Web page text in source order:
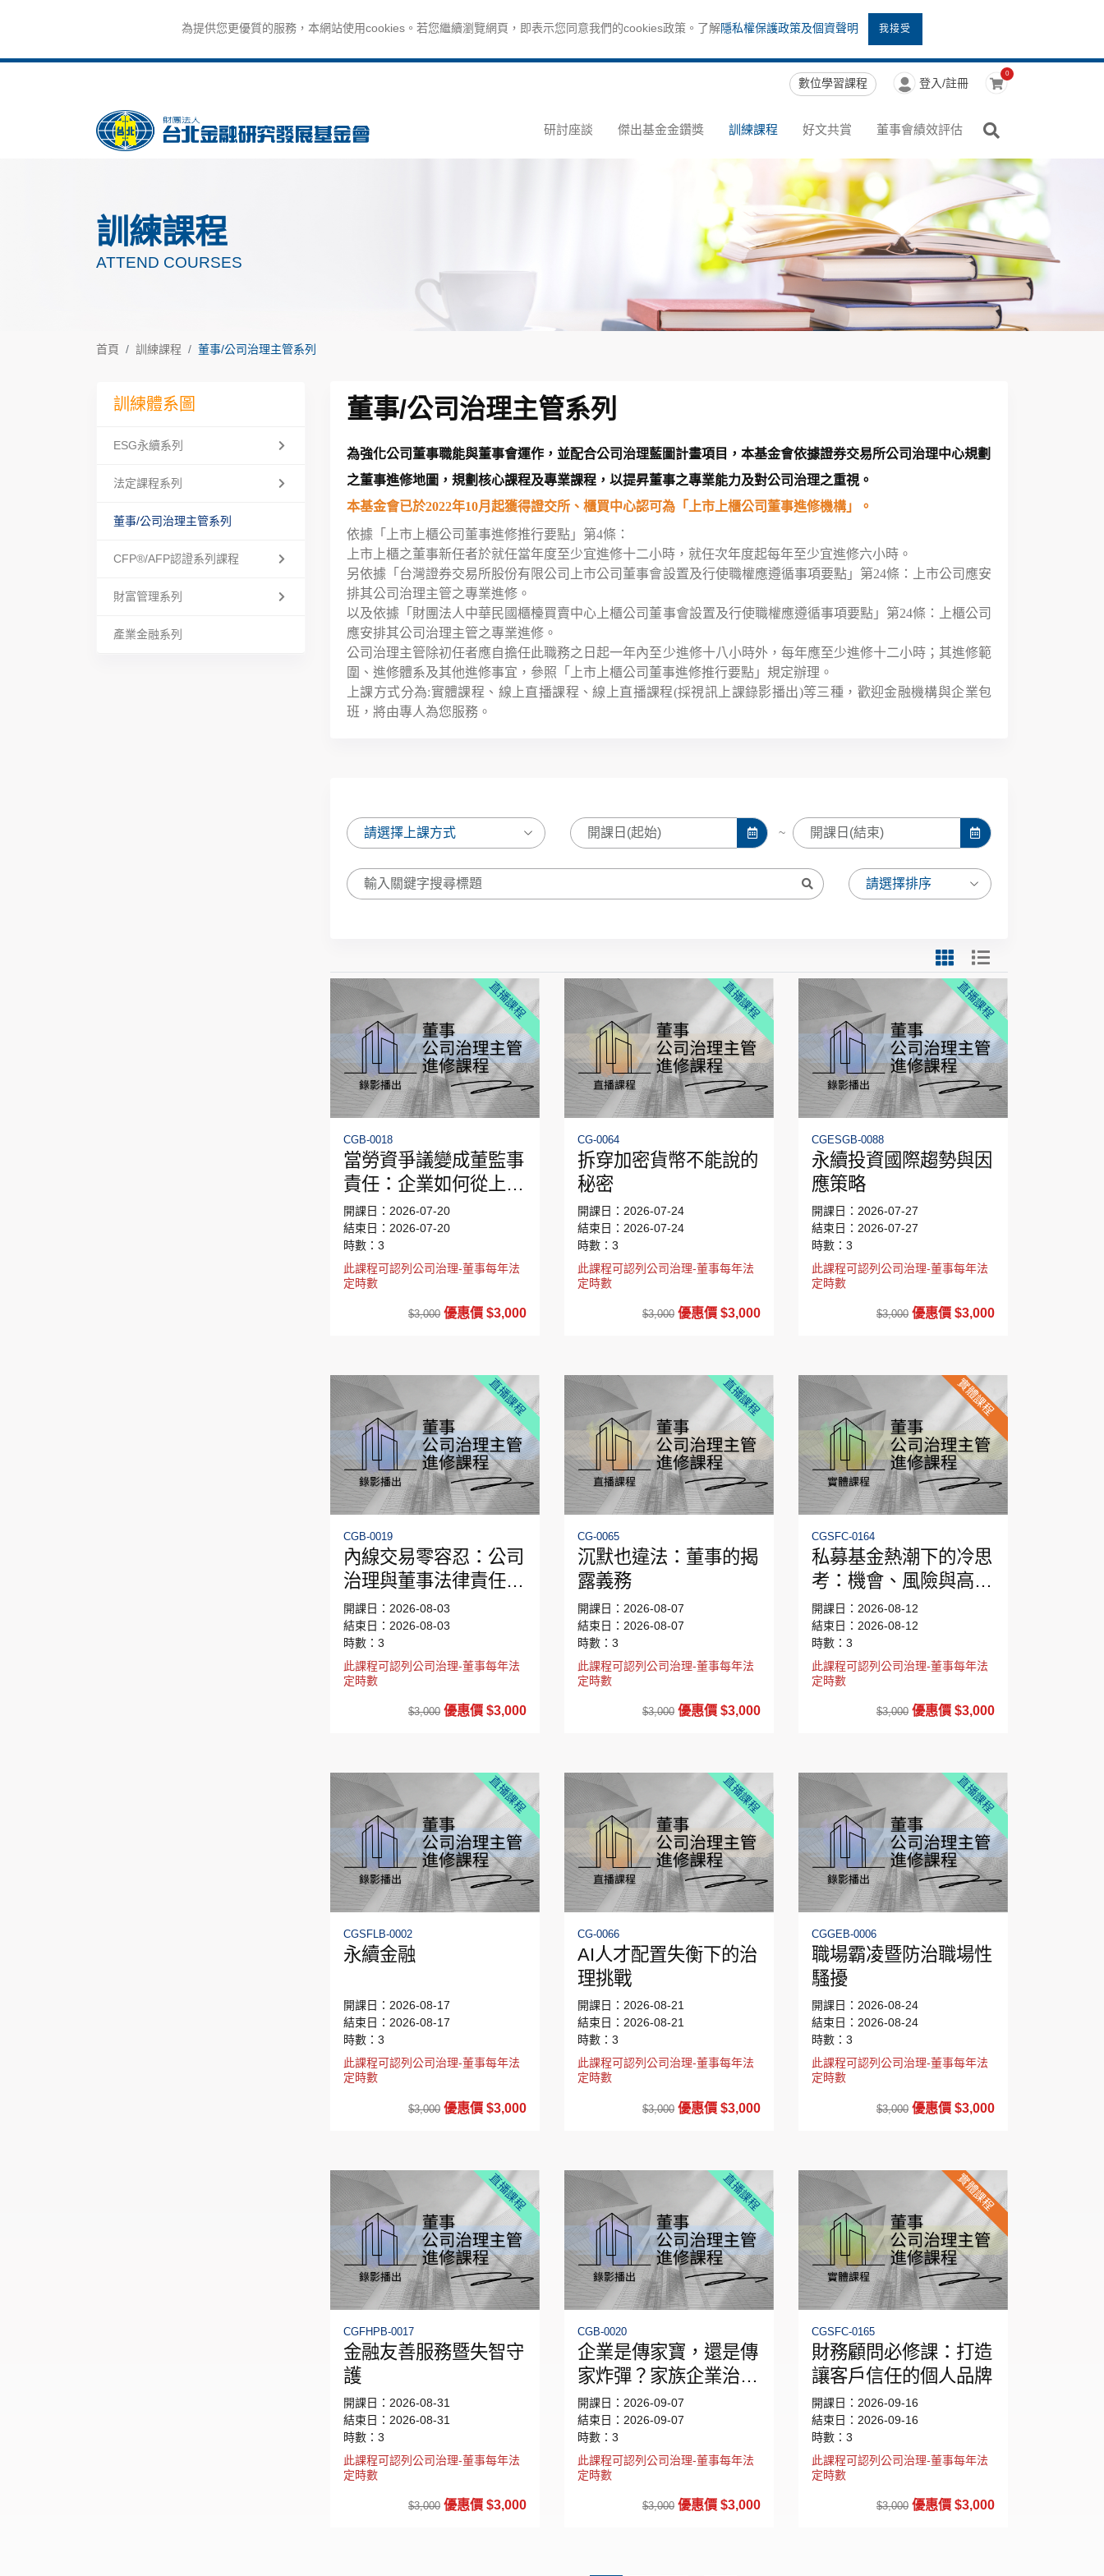
為提供您更優質的服務，本網站使用cookies。若您繼續瀏覽網頁，即表示您同意我們的cookies政策。了解隱私權保護政策及個資聲明 我接受
數位學習課程 登入/註冊
0
研討座談 傑出基金金鑽獎 訓練課程 好文共賞 董事會績效評估
訓練課程
ATTEND COURSES
首頁 訓練課程 董事/公司治理主管系列
訓練體系圖
ESG永續系列
法定課程系列
董事/公司治理主管系列
CFP®/AFP認證系列課程
財富管理系列
產業金融系列
董事/公司治理主管系列
為強化公司董事職能與董事會運作，並配合公司治理藍圖計畫項目，本基金會依據證券交易所公司治理中心規劃
之董事進修地圖，規劃核心課程及專業課程，以提昇董事之專業能力及對公司治理之重視。
本基金會已於2022年10月起獲得證交所、櫃買中心認可為「上市上櫃公司董事進修機構」。
依據「上市上櫃公司董事進修推行要點」第4條：
上市上櫃之董事新任者於就任當年度至少宜進修十二小時，就任次年度起每年至少宜進修六小時。
另依據「台灣證券交易所股份有限公司上市公司董事會設置及行使職權應遵循事項要點」第24條：上市公司應安
排其公司治理主管之專業進修。
以及依據「財團法人中華民國櫃檯買賣中心上櫃公司董事會設置及行使職權應遵循事項要點」第24條：上櫃公司
應安排其公司治理主管之專業進修。
公司治理主管除初任者應自擔任此職務之日起一年內至少進修十八小時外，每年應至少進修十二小時；其進修範
圍、進修體系及其他進修事宜，參照「上市上櫃公司董事進修推行要點」規定辦理。
上課方式分為:實體課程、線上直播課程、線上直播課程(採視訊上課錄影播出)等三種，歡迎金融機構與企業包
班，將由專人為您服務。
~
直播課程
CGB-0018
當勞資爭議變成董監事
責任：企業如何從上而
下降風險？
開課日：2026-07-20
結束日：2026-07-20
時數：3
此課程可認列公司治理-董事每年法
定時數
$3,000 優惠價 $3,000
直播課程
CG-0064
拆穿加密貨幣不能說的
秘密
開課日：2026-07-24
結束日：2026-07-24
時數：3
此課程可認列公司治理-董事每年法
定時數
$3,000 優惠價 $3,000
直播課程
CGESGB-0088
永續投資國際趨勢與因
應策略
開課日：2026-07-27
結束日：2026-07-27
時數：3
此課程可認列公司治理-董事每年法
定時數
$3,000 優惠價 $3,000
直播課程
CGB-0019
內線交易零容忍：公司
治理與董事法律責任的
最新挑戰
開課日：2026-08-03
結束日：2026-08-03
時數：3
此課程可認列公司治理-董事每年法
定時數
$3,000 優惠價 $3,000
直播課程
CG-0065
沉默也違法：董事的揭
露義務
開課日：2026-08-07
結束日：2026-08-07
時數：3
此課程可認列公司治理-董事每年法
定時數
$3,000 優惠價 $3,000
實體課程
CGSFC-0164
私募基金熱潮下的冷思
考：機會、風險與高資
產配置戰略
開課日：2026-08-12
結束日：2026-08-12
時數：3
此課程可認列公司治理-董事每年法
定時數
$3,000 優惠價 $3,000
直播課程
CGSFLB-0002
永續金融
開課日：2026-08-17
結束日：2026-08-17
時數：3
此課程可認列公司治理-董事每年法
定時數
$3,000 優惠價 $3,000
直播課程
CG-0066
AI人才配置失衡下的治
理挑戰
開課日：2026-08-21
結束日：2026-08-21
時數：3
此課程可認列公司治理-董事每年法
定時數
$3,000 優惠價 $3,000
直播課程
CGGEB-0006
職場霸凌暨防治職場性
騷擾
開課日：2026-08-24
結束日：2026-08-24
時數：3
此課程可認列公司治理-董事每年法
定時數
$3,000 優惠價 $3,000
直播課程
CGFHPB-0017
金融友善服務暨失智守
護
開課日：2026-08-31
結束日：2026-08-31
時數：3
此課程可認列公司治理-董事每年法
定時數
$3,000 優惠價 $3,000
直播課程
CGB-0020
企業是傳家寶，還是傳
家炸彈？家族企業治理
的挑戰與解方
開課日：2026-09-07
結束日：2026-09-07
時數：3
此課程可認列公司治理-董事每年法
定時數
$3,000 優惠價 $3,000
實體課程
CGSFC-0165
財務顧問必修課：打造
讓客戶信任的個人品牌
開課日：2026-09-16
結束日：2026-09-16
時數：3
此課程可認列公司治理-董事每年法
定時數
$3,000 優惠價 $3,000